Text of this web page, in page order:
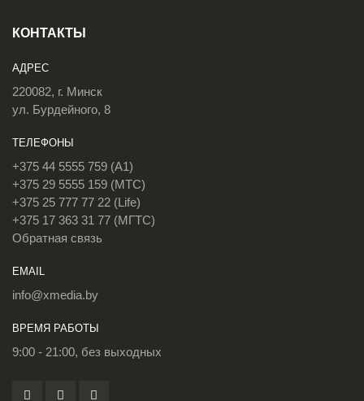
КОНТАКТЫ
АДРЕС
220082, г. Минск
ул. Бурдейного, 8
ТЕЛЕФОНЫ
+375 44 5555 759 (A1)
+375 29 5555 159 (МТС)
+375 25 777 77 22 (Life)
+375 17 363 31 77 (МГТС)
Обратная связь
EMAIL
info@xmedia.by
ВРЕМЯ РАБОТЫ
9:00 - 21:00, без выходных